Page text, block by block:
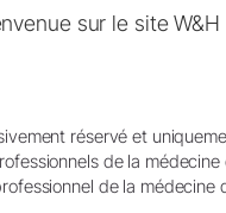
sur le site W&H
réservé et
de la médecine
de la médecine